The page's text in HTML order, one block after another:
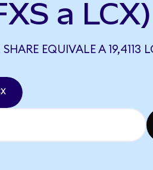
a LCX)
EQUIVALE A 19,4113